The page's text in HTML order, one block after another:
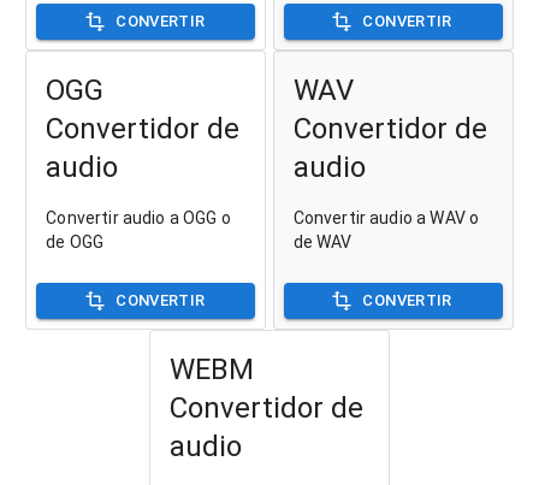
CONVERTIR CONVERTIR
OGG
Convertidor de
audio
Convertir audio a OGG o
de OGG
CONVERTIR
WAV
Convertidor de
audio
Convertir audio a WAV o
de WAV
CONVERTIR
WEBM
Convertidor de
audio